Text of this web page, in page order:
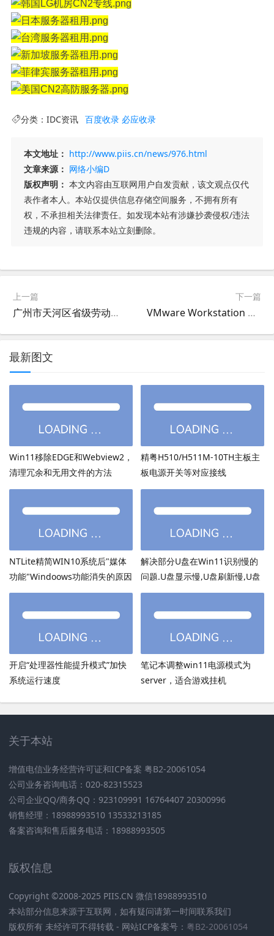
分类： IDC资讯 百度收录 必应收录
本文地址： http://www.piis.cn/news/976.html
文章来源： 网络小编D
版权声明： 本文内容由互联网用户自发贡献，该文观点仅代
表作者本人。本站仅提供信息存储空间服务，不拥有所有
权，不承担相关法律责任。如发现本站有涉嫌抄袭侵权/违法
违规的内容，请联系本站立刻删除。
上一篇
广州市天河区省级劳动力培训转移补贴申请说明
下一篇
VMware Workstation 12.0.1-3160714永久注册码Key系列号
最新图文
Win11移除EDGE和Webview2，
清理冗余和无用文件的方法
精粤H510/H511M-10TH主板主
板电源开关等对应接线
NTLite精简WIN10系统后"媒体
功能"Windoows功能消失的原因
解决部分U盘在Win11识别慢的
问题.U盘显示慢,U盘刷新慢,U盘
加载慢
开启“处理器性能提升模式”加快
系统运行速度
笔记本调整win11电源模式为
server，适合游戏挂机
关于本站
增值电信业务经营许可证和ICP备案 粤B2-20061054
公司业务咨询电话：020-82315523
公司企业QQ/商务QQ：923109991 16764407 20300996
销售经理：18988993510 13533213185
备案咨询和售后服务电话：18988993505
版权信息
Copyright ©2008-2025 PIIS.CN 微信18988993510
本站部分信息来源于互联网，如有疑问请第一时间联系我们
版权所有 未经许可不得转载 - 网站ICP备案号： 粤B2-20061054